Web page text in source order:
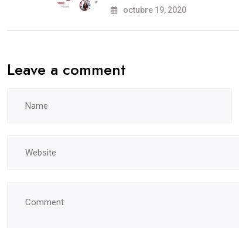
octubre 19, 2020
Leave a comment